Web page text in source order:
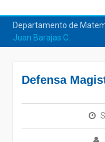
Departamento de
Juan Barajas C.
Defensa